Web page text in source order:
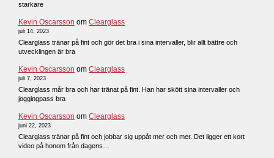
starkare
Kevin Oscarsson om Clearglass
juli 14, 2023
Clearglass tränar på fint och gör det bra i sina intervaller, blir allt bättre och
utvecklingen är bra
Kevin Oscarsson om Clearglass
juli 7, 2023
Clearglass mår bra och har tränat på fint. Han har skött sina intervaller och
joggingpass bra
Kevin Oscarsson om Clearglass
juni 22, 2023
Clearglass tränar på fint och jobbar sig uppåt mer och mer. Det ligger ett kort
video på honom från dagens…